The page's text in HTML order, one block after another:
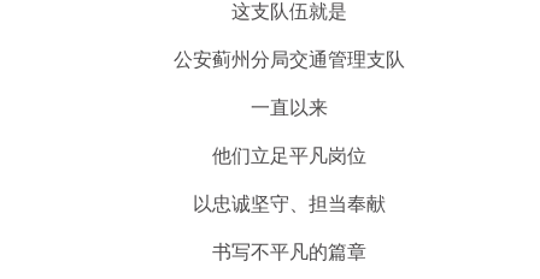
这支队伍就是
公安蓟州分局交通管理支队
一直以来
他们立足平凡岗位
以忠诚坚守、担当奉献
书写不平凡的篇章